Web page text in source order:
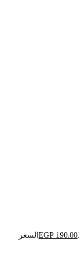
EGP 190.00
السعر